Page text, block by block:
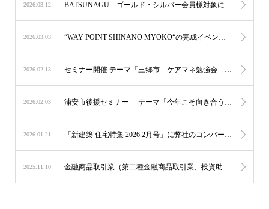
2026.03.12
2026.03.03
2026.02.13
2026.02.03
2026.01.21
2025.11.10